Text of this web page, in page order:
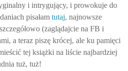
i intrygujący, i prowokuje do
pisałam tutaj, najnowsze
(zaglądajcie na FB i
a teraz piszę krócej, ale ku pamięci
tej książki na liście najbardziej
tuż, tuż!